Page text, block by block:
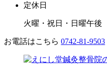
定休日
火曜・祝日・日曜午後
お電話はこちら 0742-81-9503